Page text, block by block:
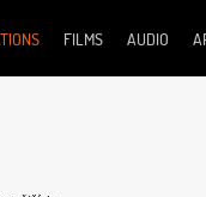
FILMS AUDIO